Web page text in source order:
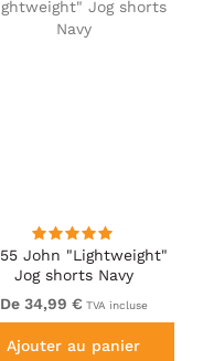
John "Lightweight"
Jog shorts Navy
De 34,99 € TVA incluse
Ajouter au panier